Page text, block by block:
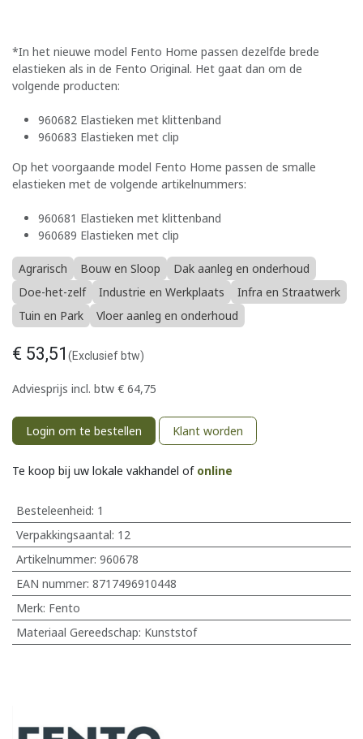
*In het nieuwe model Fento Home passen dezelfde brede
elastieken als in de Fento Original. Het gaat dan om de
volgende producten:
960682 Elastieken met klittenband
960683 Elastieken met clip
Op het voorgaande model Fento Home passen de smalle
elastieken met de volgende artikelnummers:
960681 Elastieken met klittenband
960689 Elastieken met clip
Agrarisch Bouw en Sloop
Dak aanleg en onderhoud
Doe-het-zelf
Industrie en Werkplaats
Infra en Straatwerk
Tuin en Park
Vloer aanleg en onderhoud
€ 53,51 (Exclusief btw)
Adviesprijs incl. btw € 64,75
Login om te bestellen Klant worden
Te koop bij uw lokale vakhandel of online
Besteleenheid: 1
Verpakkingsaantal: 12
Artikelnummer: 960678
EAN nummer: 8717496910448
Merk: Fento
Materiaal Gereedschap: Kunststof